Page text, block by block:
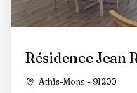
Résidence Jean
Athis-Mons - 91200